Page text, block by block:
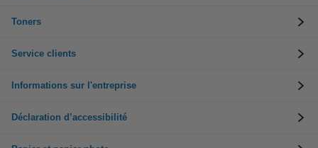
Toners
Service clients
Informations sur l'entreprise
Déclaration d’accessibilité